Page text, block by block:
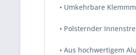
• Umkehrbare
• Polsternder
• Aus hochwertigem